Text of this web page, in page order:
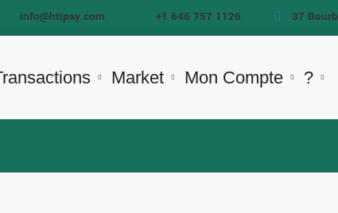
info@htipay.com +1 646 757 1126 37
Market Mon Compte ?